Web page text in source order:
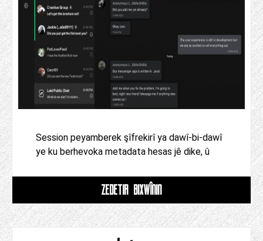
Session peyamberek şîfrekirî ya dawî-bi-dawî
ye ku berhevoka metadata hesas jê dike, û
ZÊDETIR BIXWÎNIN